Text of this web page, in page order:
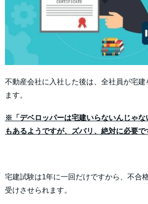
不動産会社に入社した後は、全社員が宅
ます。
※「デベロッパーは宅建いらないんじゃな
もあるようですが、ズバリ、絶対に必要で
宅建試験は1年に一回だけですから、不合
受けさせられます。